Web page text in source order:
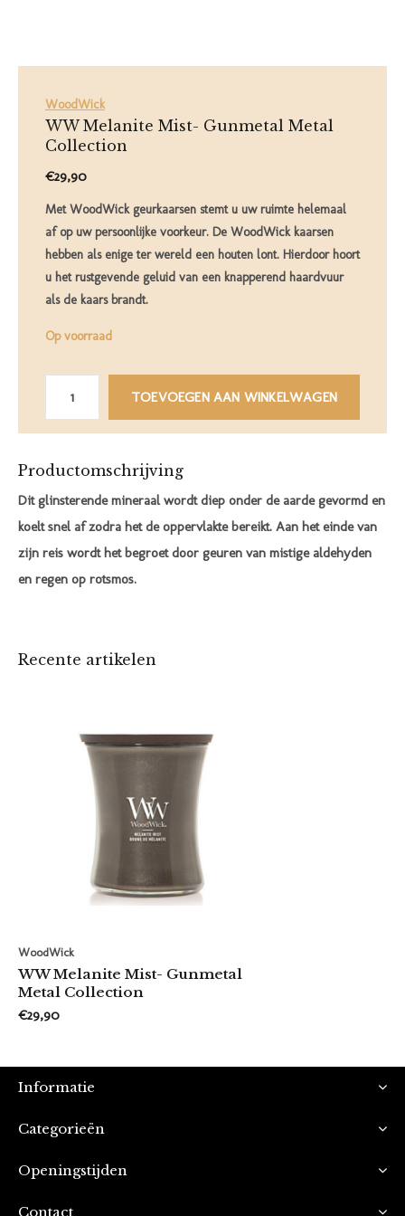
WoodWick
WW Melanite Mist- Gunmetal Metal
Collection
€29,90
Met WoodWick geurkaarsen stemt u uw ruimte helemaal
af op uw persoonlijke voorkeur. De WoodWick kaarsen
hebben als enige ter wereld een houten lont. Hierdoor hoort
u het rustgevende geluid van een knapperend haardvuur
als de kaars brandt.
Op voorraad
TOEVOEGEN AAN WINKELWAGEN
Productomschrijving
Dit glinsterende mineraal wordt diep onder de aarde gevormd en
koelt snel af zodra het de oppervlakte bereikt. Aan het einde van
zijn reis wordt het begroet door geuren van mistige aldehyden
en regen op rotsmos.
Recente artikelen
WoodWick
WW Melanite Mist- Gunmetal
Metal Collection
€29,90
Informatie
Categorieën
Openingstijden
Contact